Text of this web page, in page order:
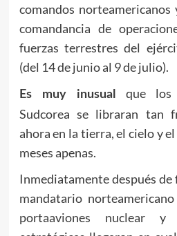
comandos
comandancia de
fuerzas terrestres del
(del 14 de junio al 9 de julio).
Es muy inusual
que los
Sudcorea se libraran tan
ahora en la tierra, el cielo y
meses apenas.
Inmediatamente después
mandatario
portaaviones nuclear y